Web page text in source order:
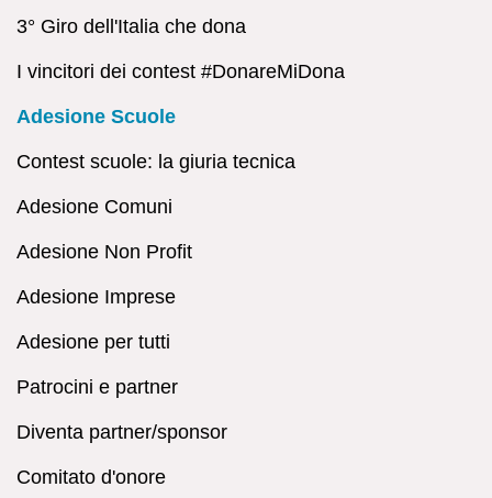
3° Giro dell'Italia che dona
I vincitori dei contest #DonareMiDona
Adesione Scuole
Contest scuole: la giuria tecnica
Adesione Comuni
Adesione Non Profit
Adesione Imprese
Adesione per tutti
Patrocini e partner
Diventa partner/sponsor
Comitato d'onore